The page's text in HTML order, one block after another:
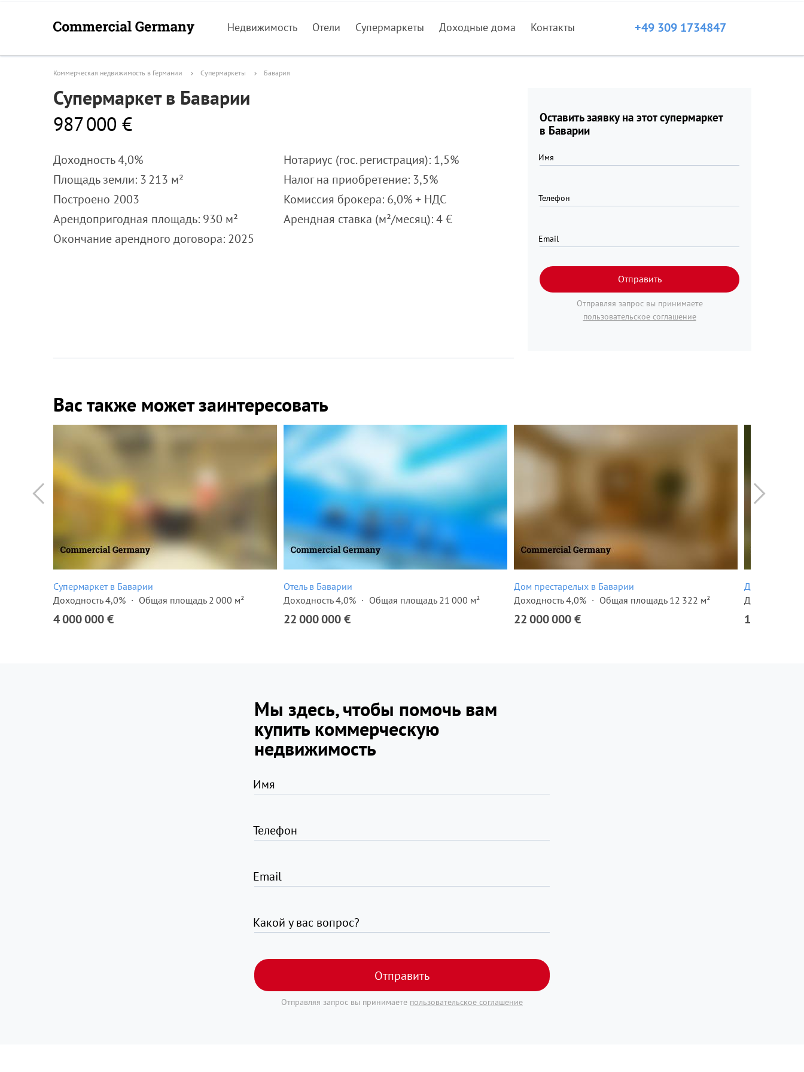
Недвижимость Отели Супермаркеты Доходные дома Контакты +49 309 1734847
Коммерческая недвижимость в Германии Супермаркеты Бавария
Оставить заявку на этот супермаркет
в Баварии
Имя
Телефон
Email
Отправить
Отправляя запрос вы принимаете
пользовательское соглашение
Супермаркет в Баварии
987 000 €
Доходность 4,0%
Площадь земли: 3 213 м²
Построено 2003
Арендопригодная площадь: 930 м²
Окончание арендного договора: 2025
Нотариус (гос. регистрация): 1,5%
Налог на приобретение: 3,5%
Комиссия брокера: 6,0% + НДС
Арендная ставка (м²/месяц): 4 €
Вас также может заинтересовать
Супермаркет в Баварии
Доходность 4,0%
Общая площадь 2 000 м²
4 000 000 €
Отель в Баварии
Доходность 4,0%
Общая площадь 21 000 м²
22 000 000 €
Дом престарелых в Баварии
Доходность 4,0%
Общая площадь 12 322 м²
22 000 000 €
Дом
Доходность
1 500 000 €
Мы здесь, чтобы помочь вам
купить коммерческую
недвижимость
Имя
Телефон
Email
Какой у вас вопрос?
Отправить
Отправляя запрос вы принимаете пользовательское соглашение